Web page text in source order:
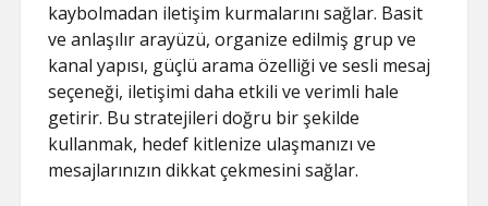
kaybolmadan iletişim kurmalarını sağlar. Basit
ve anlaşılır arayüzü, organize edilmiş grup ve
kanal yapısı, güçlü arama özelliği ve sesli mesaj
seçeneği, iletişimi daha etkili ve verimli hale
getirir. Bu stratejileri doğru bir şekilde
kullanmak, hedef kitlenize ulaşmanızı ve
mesajlarınızın dikkat çekmesini sağlar.